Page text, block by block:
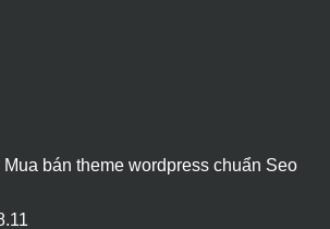
bán theme wordpress chuẩn Seo